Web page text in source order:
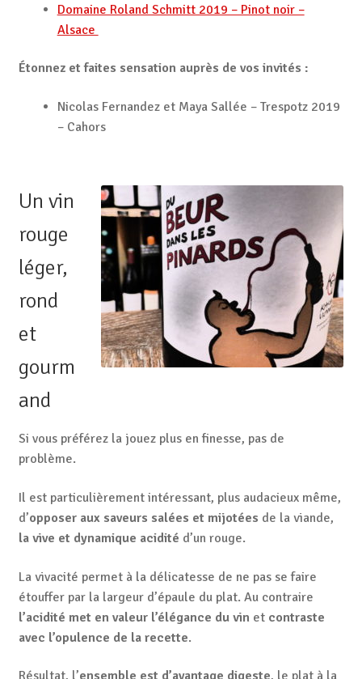
Domaine Roland Schmitt 2019 – Pinot noir –
Alsace
Étonnez et faites sensation auprès de vos invités :
Nicolas Fernandez et Maya Sallée – Trespotz 2019
– Cahors
Un vin
rouge
léger,
rond
et
gourm
and
Si vous préférez la jouez plus en finesse, pas de
problème.
Il est particulièrement intéressant, plus audacieux même,
d’opposer aux saveurs salées et mijotées de la viande,
la vive et dynamique acidité d’un rouge.
La vivacité permet à la délicatesse de ne pas se faire
étouffer par la largeur d’épaule du plat. Au contraire
l’acidité met en valeur l’élégance du vin etcontraste
avec l’opulence de la recette.